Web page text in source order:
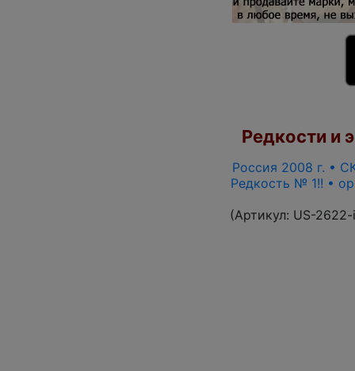
Редкости и
Россия 2008 г. •
Редкость № 1!! •
(Артикул: US-